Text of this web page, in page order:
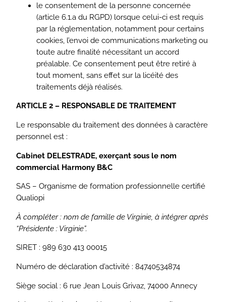
le consentement de la personne concernée
(article 6.1.a du RGPD) lorsque celui-ci est requis
par la réglementation, notamment pour certains
cookies, l’envoi de communications marketing ou
toute autre finalité nécessitant un accord
préalable. Ce consentement peut être retiré à
tout moment, sans effet sur la licéité des
traitements déjà réalisés.
ARTICLE 2 – RESPONSABLE DE TRAITEMENT
Le responsable du traitement des données à caractère
personnel est :
Cabinet DELESTRADE, exerçant sous le nom
commercial Harmony B&C
SAS – Organisme de formation professionnelle certifié
Qualiopi
À compléter : nom de famille de Virginie, à intégrer après
“Présidente : Virginie”.
SIRET : 989 630 413 00015
Numéro de déclaration d’activité : 84740534874
Siège social : 6 rue Jean Louis Grivaz, 74000 Annecy